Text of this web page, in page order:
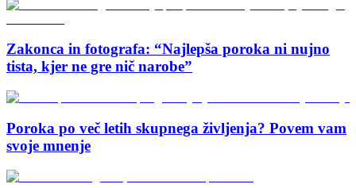
Zakonca in fotografa: “Najlepša poroka ni nujno
tista, kjer ne gre nič narobe”
Poroka po več letih skupnega življenja? Povem vam
svoje mnenje